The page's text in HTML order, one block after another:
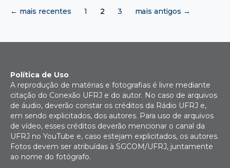
de
← mais recentes 1 2 3 mais antigos →
Política de Uso
A reprodução de matérias e fotografias é livre mediante
citação do Conexão UFRJ e do autor. No caso de arquivos
de áudio, deverão constar os créditos da Rádio UFRJ e,
em sendo explicitados, dos autores. Para uso de arquivos
de vídeo, esses créditos deverão mencionar o canal da
UFRJ no YouTube e, caso estejam explicitados, os autores.
Fotos devem ser atribuídas à SGCOM/UFRJ, juntamente
ao nome do fotógrafo.